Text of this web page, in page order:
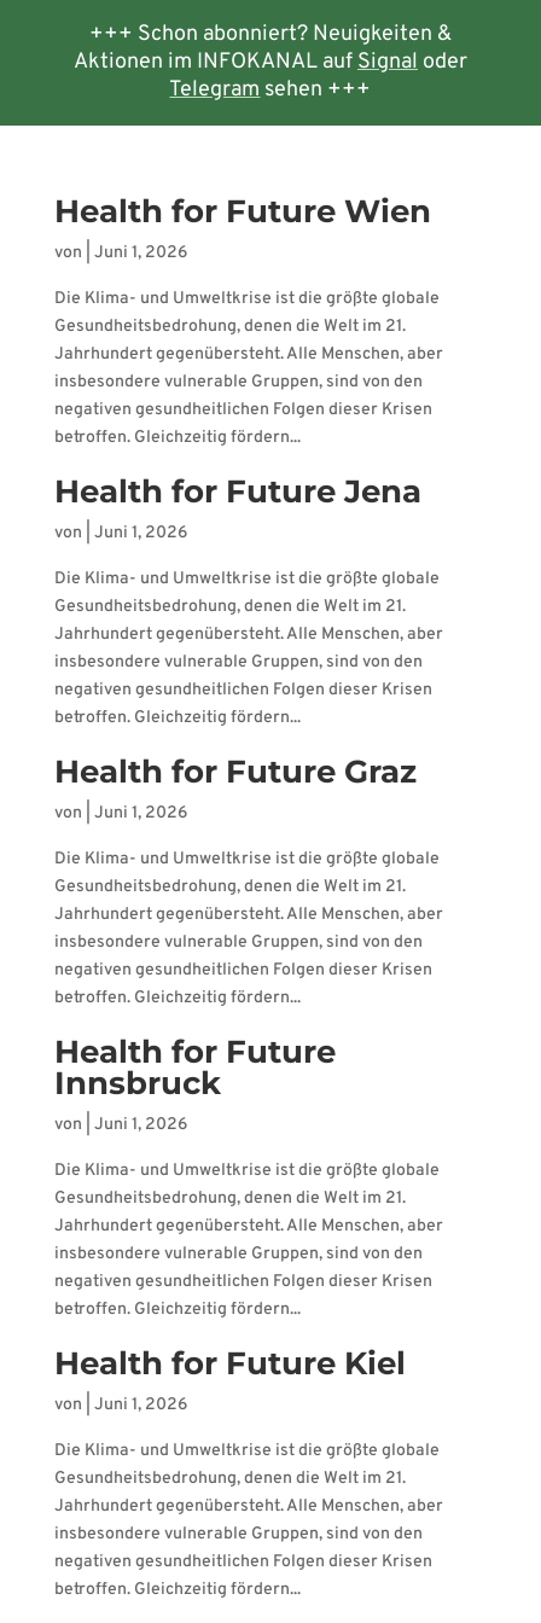
+++ Schon abonniert? Neuigkeiten &
Aktionen im INFOKANAL aufSignaloder
Telegramsehen +++
Health for Future Wien
von Juni 1, 2026
Die Klima- und Umweltkrise ist die größte globale
Gesundheitsbedrohung, denen die Welt im 21.
Jahrhundert gegenübersteht. Alle Menschen, aber
insbesondere vulnerable Gruppen, sind von den
negativen gesundheitlichen Folgen dieser Krisen
betroffen. Gleichzeitig fördern...
Health for Future Jena
von Juni 1, 2026
Die Klima- und Umweltkrise ist die größte globale
Gesundheitsbedrohung, denen die Welt im 21.
Jahrhundert gegenübersteht. Alle Menschen, aber
insbesondere vulnerable Gruppen, sind von den
negativen gesundheitlichen Folgen dieser Krisen
betroffen. Gleichzeitig fördern...
Health for Future Graz
von Juni 1, 2026
Die Klima- und Umweltkrise ist die größte globale
Gesundheitsbedrohung, denen die Welt im 21.
Jahrhundert gegenübersteht. Alle Menschen, aber
insbesondere vulnerable Gruppen, sind von den
negativen gesundheitlichen Folgen dieser Krisen
betroffen. Gleichzeitig fördern...
Health for Future
Innsbruck
von Juni 1, 2026
Die Klima- und Umweltkrise ist die größte globale
Gesundheitsbedrohung, denen die Welt im 21.
Jahrhundert gegenübersteht. Alle Menschen, aber
insbesondere vulnerable Gruppen, sind von den
negativen gesundheitlichen Folgen dieser Krisen
betroffen. Gleichzeitig fördern...
Health for Future Kiel
von Juni 1, 2026
Die Klima- und Umweltkrise ist die größte globale
Gesundheitsbedrohung, denen die Welt im 21.
Jahrhundert gegenübersteht. Alle Menschen, aber
insbesondere vulnerable Gruppen, sind von den
negativen gesundheitlichen Folgen dieser Krisen
betroffen. Gleichzeitig fördern...